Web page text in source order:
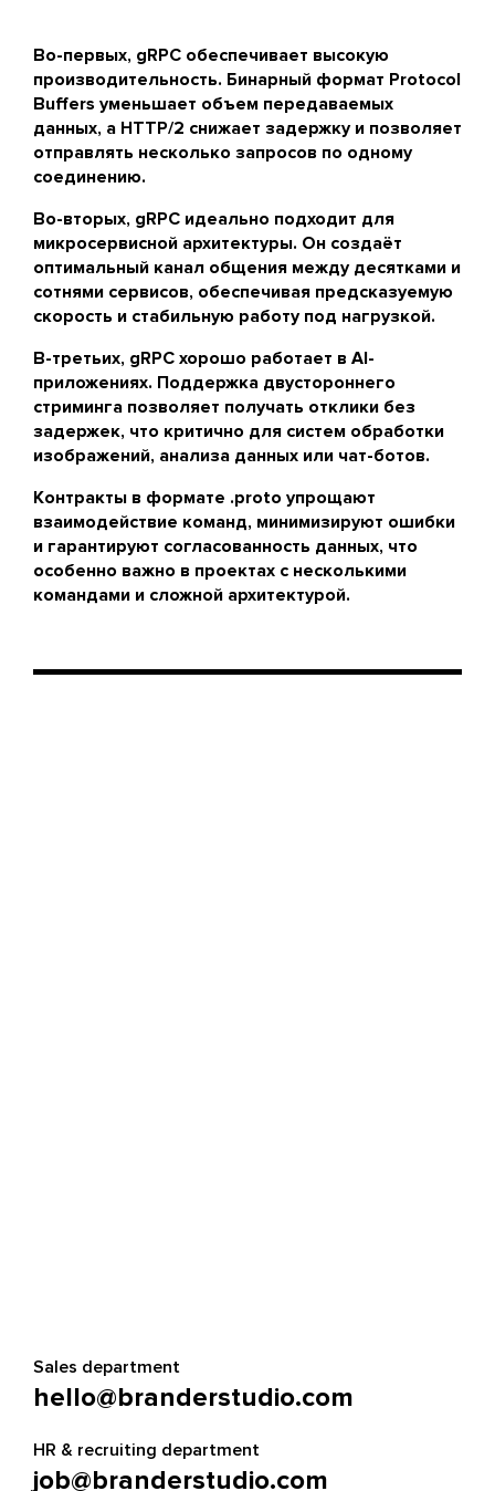
Во-первых, gRPC обеспечивает высокую
производительность. Бинарный формат Protocol
Buffers уменьшает объем передаваемых
данных, а HTTP/2 снижает задержку и позволяет
отправлять несколько запросов по одному
соединению.
Во-вторых, gRPC идеально подходит для
микросервисной архитектуры. Он создаёт
оптимальный канал общения между десятками и
сотнями сервисов, обеспечивая предсказуемую
скорость и стабильную работу под нагрузкой.
В-третьих, gRPC хорошо работает в AI-
приложениях. Поддержка двустороннего
стриминга позволяет получать отклики без
задержек, что критично для систем обработки
изображений, анализа данных или чат-ботов.
Контракты в формате .proto упрощают
взаимодействие команд, минимизируют ошибки
и гарантируют согласованность данных, что
особенно важно в проектах с несколькими
командами и сложной архитектурой.
Sales department
hello@branderstudio.com
HR & recruiting department
job@branderstudio.com